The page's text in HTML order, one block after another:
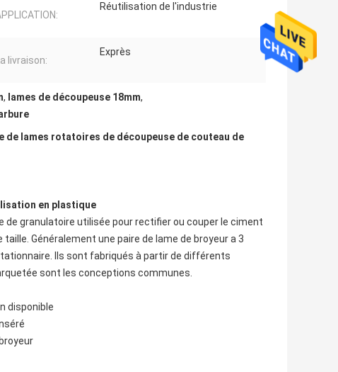
Réutilisation de l'industrie
livraison:
Exprès
, lames de découpeuse 18mm,
de lames rotatoires de découpeuse de couteau de
en plastique
de granulatoire utilisée pour rectifier ou couper le ciment
Généralement une paire de lame de broyeur a 3
Ils sont fabriqués à partir de différents
sont les conceptions communes.
disponible